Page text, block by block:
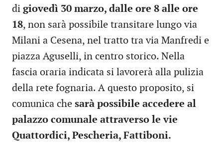
di giovedì 30 marzo, dalle ore 8 alle ore
18, non sarà possibile transitare lungo via
Milani a Cesena, nel tratto tra via Manfredi e
piazza Aguselli, in centro storico. Nella
fascia oraria indicata si lavorerà alla pulizia
della rete fognaria. A questo proposito, si
comunica che sarà possibile accedere al
palazzo comunale attraverso le vie
Quattordici, Pescheria, Fattiboni.